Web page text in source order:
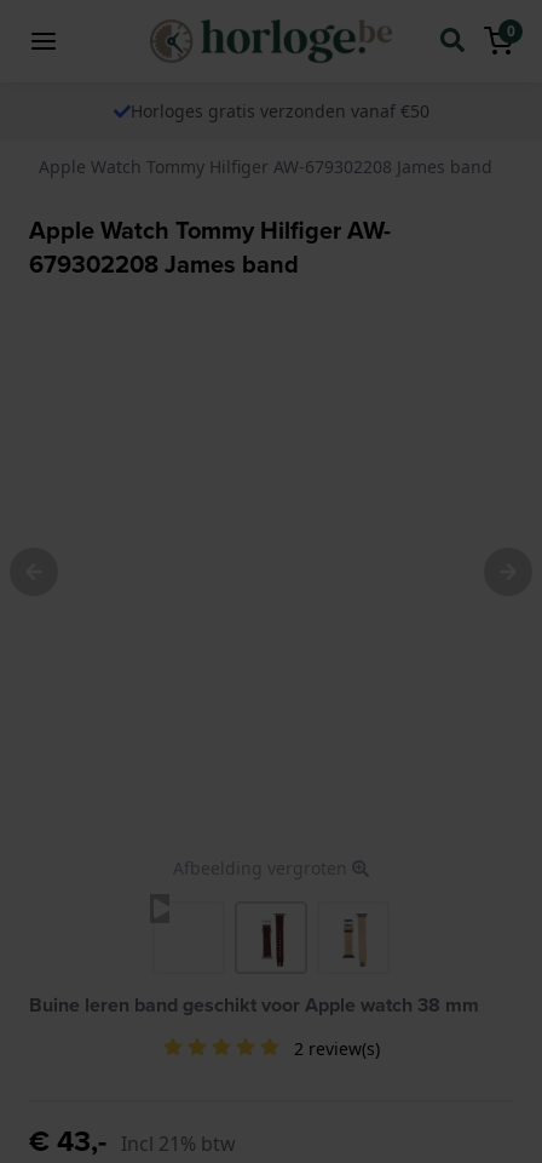
0
Horloges gratis verzonden vanaf €50
Apple Watch Tommy Hilfiger AW-679302208 James band
Apple Watch Tommy Hilfiger AW-
679302208 James band
Afbeelding vergroten
Buine leren band geschikt voor Apple watch 38 mm
2 review(s)
€ 43,- Incl 21% btw